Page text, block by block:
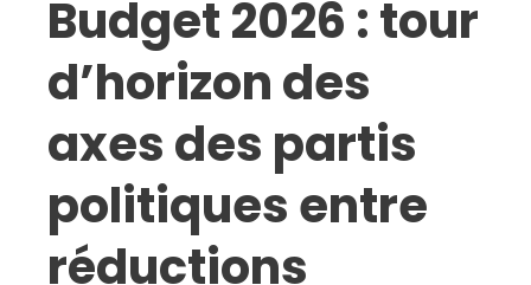
Budget 2026 : tour
d’horizon des
axes des partis
politiques entre
réductions